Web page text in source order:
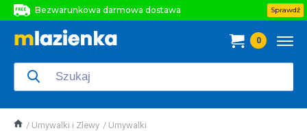
Bezwarunkowa darmowa dostawa
Bezwarunkowa darmowa dostawa
Sprawdź
0
Umywalki i Zlewy Umywalki